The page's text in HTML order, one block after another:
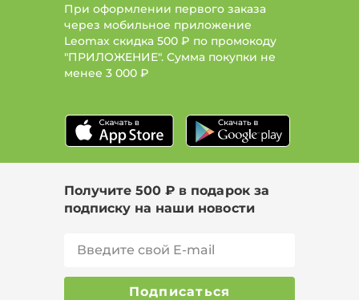
При оформлении первого заказа
через мобильное приложение
Leomax скидка 500 ₽ по промокоду
"ПРИЛОЖЕНИЕ". Сумма покупки не
менее 3 000 ₽
Получите 500 ₽ в подарок за
подписку на наши новости
Подписаться